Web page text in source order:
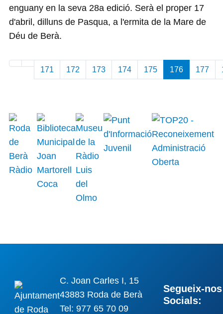
enguany en la seva 28a edició. Serà el proper 17
d'abril, dilluns de Pasqua, a l'ermita de la Mare de
Déu de Berà.
171 172 173 174 175 176 177
C. Joan Carles I, 15
43883 Roda de Berà
Tel: 977 65 70 09
Segueix-
Socials: